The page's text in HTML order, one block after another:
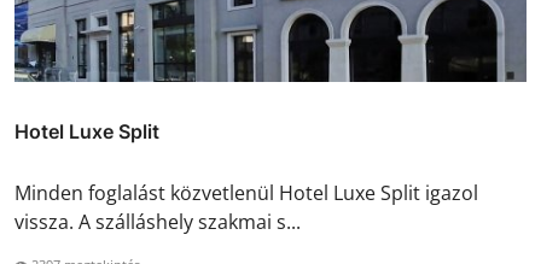
Hotel Luxe Split
Minden foglalást közvetlenül Hotel Luxe Split igazol
vissza. A szálláshely szakmai s...